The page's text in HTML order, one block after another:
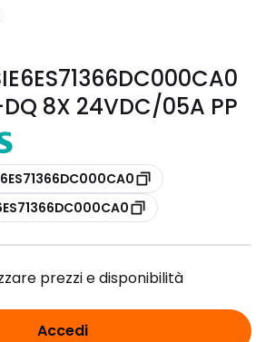
DQ 8X 24VDC/05A PP
prezzi e disponibilità
Accedi